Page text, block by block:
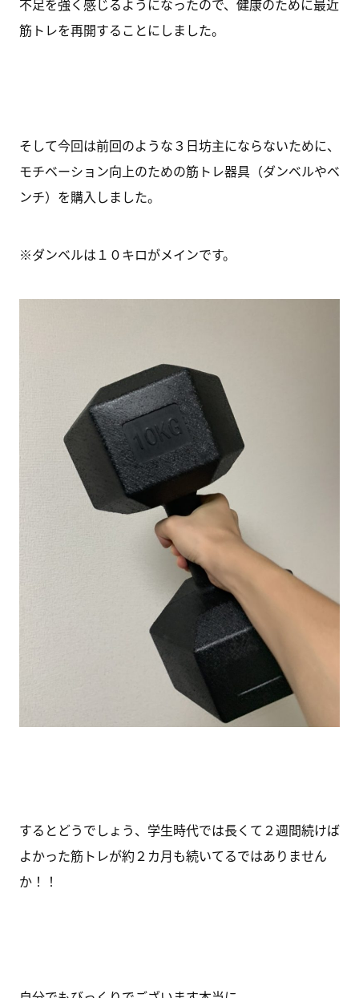
不足を強く感じるようになったので、健康のために最近
筋トレを再開することにしました。
そして今回は前回のような３日坊主にならないために、
モチベーション向上のための筋トレ器具（ダンベルやベ
ンチ）を購入しました。
※ダンベルは１０キロがメインです。
するとどうでしょう、学生時代では長くて２週間続けば
よかった筋トレが約２カ月も続いてるではありません
か！！